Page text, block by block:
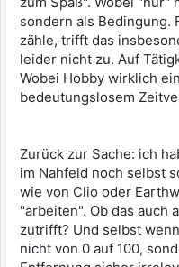
sondern als Bedingung.
zähle, trifft das
leider nicht zu. Auf
Wobei Hobby wirklich
bedeutungslosem
Zurück zur Sache: ich
im Nahfeld noch selbst
wie von Clio oder
"arbeiten". Ob das auch
zutrifft? Und selbst
nicht von 0 auf 100,